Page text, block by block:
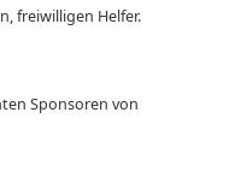
freiwilligen Helfer.
Sponsoren von